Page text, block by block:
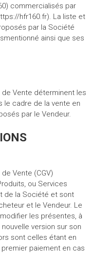
commercialisés par
hfr160.fr). La liste et
par la Société
ainsi que ses
Vente déterminent les
le cadre de la vente en
par le Vendeur.
Vente (CGV)
ou Services
de la Société et sont
et le Vendeur. Le
les présentes, à
version sur son
sont celles étant en
paiement en cas